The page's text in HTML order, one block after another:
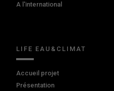
A l'international
LIFE EAU&CLIMAT
Accueil projet
Présentation